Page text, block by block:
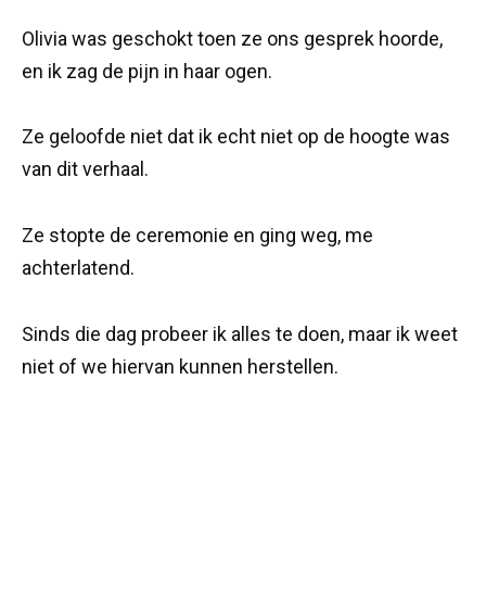
Olivia was geschokt toen ze ons gesprek hoorde,
en ik zag de pijn in haar ogen.
Ze geloofde niet dat ik echt niet op de hoogte was
van dit verhaal.
Ze stopte de ceremonie en ging weg, me
achterlatend.
Sinds die dag probeer ik alles te doen, maar ik weet
niet of we hiervan kunnen herstellen.